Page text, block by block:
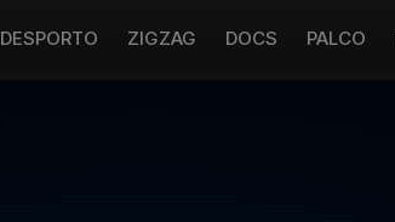
DESPORTO ZIGZAG DOCS PALCO